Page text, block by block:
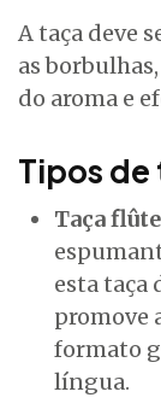
A taça deve
as
do aroma e
Tipos de
Taça
esta taça
promove
formato
língua.